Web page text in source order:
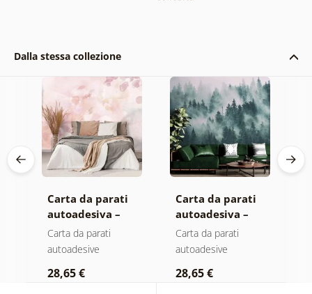
Dalla stessa collezione
Carta da parati
autoadesiva –
Foglie con
sfumatura
Carta da parati
autoadesive
28,65 €
Carta da parati
autoadesiva –
Foresta nella
nebbia
Carta da parati
autoadesive
28,65 €